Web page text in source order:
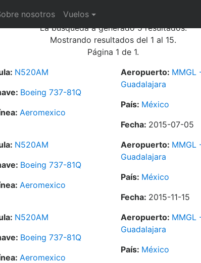
nosotros Vuelos
La búsqueda a generado 5 resultados.
Mostrando resultados del 1 al 15.
Página 1 de 1.
N520AM
Boeing 737-81Q
Aeromexico
Aeropuerto: MMGL
Guadalajara
País: México
Fecha: 2015-07-05
N520AM
Boeing 737-81Q
Aeromexico
Aeropuerto: MMGL
Guadalajara
País: México
Fecha: 2015-11-15
N520AM
Boeing 737-81Q
Aeromexico
Aeropuerto: MMGL
Guadalajara
País: México